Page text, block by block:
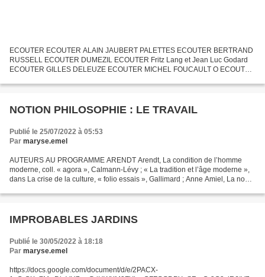
ECOUTER ECOUTER ALAIN JAUBERT PALETTES ECOUTER BERTRAND
RUSSELL ECOUTER DUMEZIL ECOUTER Fritz Lang et Jean Luc Godard
ECOUTER GILLES DELEUZE ECOUTER MICHEL FOUCAULT O ECOUTER
Copens Yves ECOUTER......
NOTION PHILOSOPHIE : LE TRAVAIL
Publié le 25/07/2022 à 05:53
Par maryse.emel
AUTEURS AU PROGRAMME ARENDT Arendt, La condition de l’homme
moderne, coll. « agora », Calmann-Lévy ; « La tradition et l’âge moderne »,
dans La crise de la culture, « folio essais », Gallimard ; Anne Amiel, La non-
IMPROBABLES JARDINS
Publié le 30/05/2022 à 18:18
Par maryse.emel
https://docs.google.com/document/d/e/2PACX-